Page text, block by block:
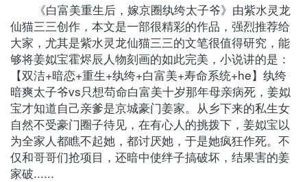
《白富美重生后，嫁京圈纨绔太子爷》由紫水灵龙
仙猫三三创作，本文是一部很精彩的作品，强烈推荐给
大家，尤其是紫水灵龙仙猫三三的文笔很值得研究，能
够将姜姒宝霍烬辰人物刻画的如此完美，小说讲的是：
【双洁+暗恋+重生+纨绔+白富美+寿命系统+he】纨绔
暗爽太子爷vs只想苟命白富美十岁那年母亲病死，姜姒
宝才知道自己亲爹是京城豪门姜家。从乡下来的私生女
自然不受豪门圈子待见，在有心人的挑拨下，姜姒宝以
为全家人都瞧不起她，都讨厌她，于是她疯狂作死。不
仅和哥哥们抢项目，还暗中使绊子搞破坏，结果害的姜
家破......